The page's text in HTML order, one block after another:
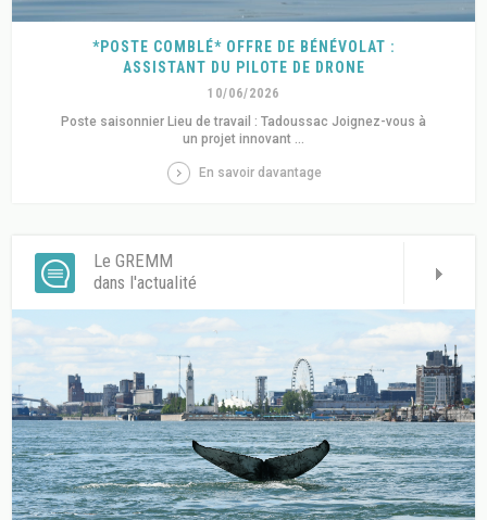
*POSTE COMBLÉ* OFFRE DE BÉNÉVOLAT :
ASSISTANT DU PILOTE DE DRONE
10/06/2026
Poste saisonnier Lieu de travail : Tadoussac Joignez-vous à
un projet innovant ...
En savoir davantage
Le GREMM
dans l'actualité